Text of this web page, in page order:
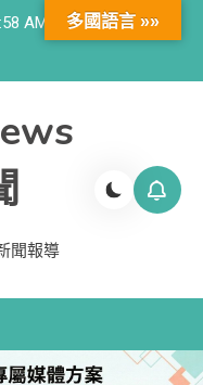
AM
聞報導
多國語言 »»